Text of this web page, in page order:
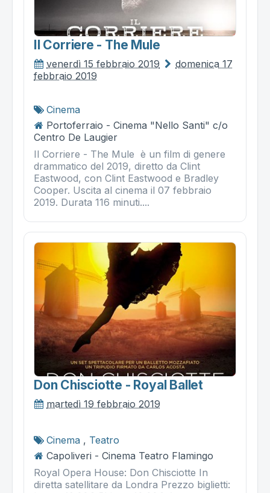
Il Corriere - The Mule
venerdì 15 febbraio 2019
domenica 17
febbraio 2019
Cinema
Portoferraio - Cinema "Nello Santi" c/o
Centro De Laugier
Il Corriere - The Mule è un film di genere
drammatico del 2019, diretto da Clint
Eastwood, con Clint Eastwood e Bradley
Cooper. Uscita al cinema il 07 febbraio
2019. Durata 116 minuti....
Don Chisciotte - Royal Ballet
martedì 19 febbraio 2019
Cinema , Teatro
Capoliveri - Cinema Teatro Flamingo
Royal Opera House: Don Chisciotte In
diretta satellitare da Londra Prezzo biglietti: